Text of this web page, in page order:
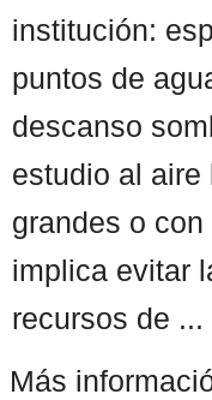
institución:
puntos de
descanso
estudio al aire
grandes o
implica evitar
recursos de ...
Más